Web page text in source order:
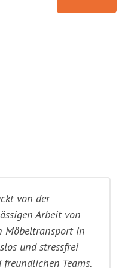
von der
Arbeit von
Möbeltransport in
und stressfrei
Teams.